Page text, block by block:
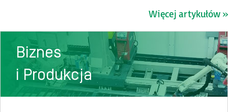
Więcej artykułów »
Biznes
i Produkcja